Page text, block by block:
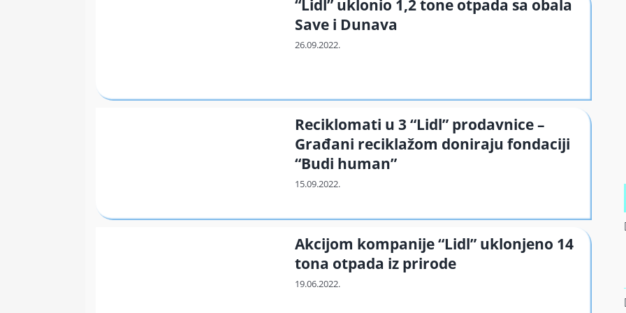
“Lidl” uklonio 1,2 tone otpada sa obala
Save i Dunava
Reciklomati u 3 “Lidl” prodavnice –
Građani reciklažom doniraju fondaciji
“Budi human”
Akcijom kompanije “Lidl” uklonjeno 14
tona otpada iz prirode